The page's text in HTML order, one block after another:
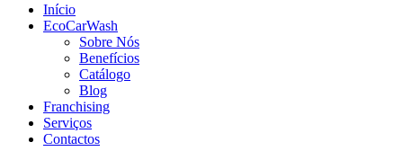
Início
EcoCarWash
Sobre Nós
Benefícios
Catálogo
Blog
Franchising
Serviços
Contactos